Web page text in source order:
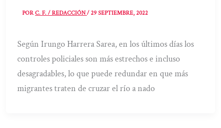
PORC. F. / REDACCIÓN/29 SEPTIEMBRE, 2022
Según Irungo Harrera Sarea, en los últimos días los
controles policiales son más estrechos e incluso
desagradables, lo que puede redundar en que más
migrantes traten de cruzar el río a nado